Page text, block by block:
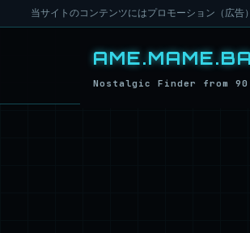
当サイトのコンテンツにはプロモーション（広告